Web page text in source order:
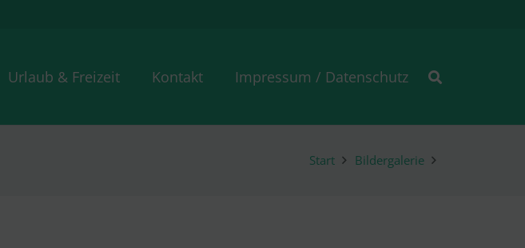
Urlaub & Freizeit Kontakt Impressum / Datenschutz
Start Bildergalerie